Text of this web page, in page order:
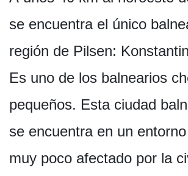
se encuentra el único
región de Pilsen:
Es uno de los balnearios
pequeños. Esta ciudad
se encuentra en un
muy poco afectado por la